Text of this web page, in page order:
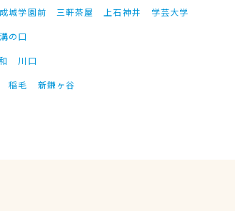
成城学園前 三軒茶屋 上石神井
学芸大学
溝の口
川口
稲毛 新鎌ヶ谷